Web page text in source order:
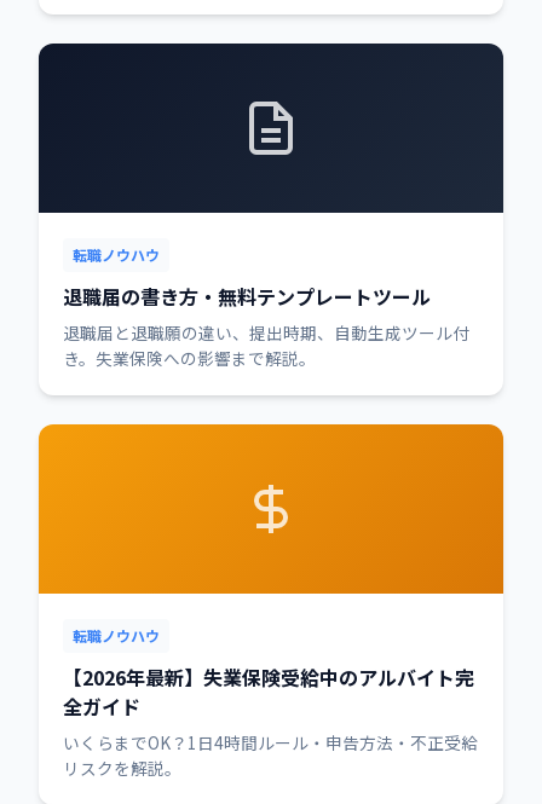
転職ノウハウ
退職届の書き方・無料テンプレートツール
退職届と退職願の違い、提出時期、自動生成ツール付
き。失業保険への影響まで解説。
転職ノウハウ
【2026年最新】失業保険受給中のアルバイト完
全ガイド
いくらまでOK？1日4時間ルール・申告方法・不正受給
リスクを解説。